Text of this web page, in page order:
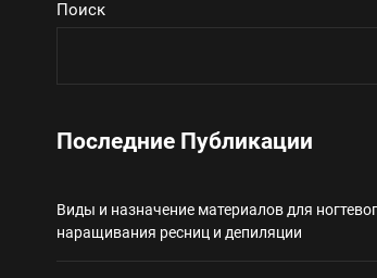
Виды и
Поиск
Последние Публикации
Виды и назначение материалов для
наращивания ресниц и депиляции